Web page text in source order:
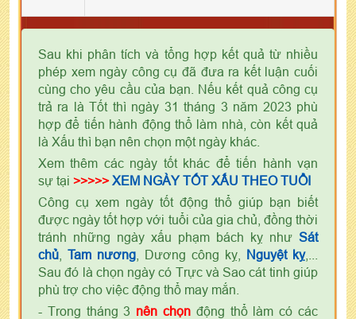
Sau khi phân tích và tổng hợp kết quả từ nhiều
phép xem ngày công cụ đã đưa ra kết luận cuối
cùng cho yêu cầu của bạn. Nếu kết quả công cụ
trả ra là Tốt thì ngày 31 tháng 3 năm 2023 phù
hợp để tiến hành động thổ làm nhà, còn kết quả
là Xấu thì bạn nên chọn một ngày khác.
Xem thêm các ngày tốt khác để tiến hành vạn
sự tại >>>>> XEM NGÀY TỐT XẤU THEO TUỔI
Công cụ xem ngày tốt động thổ giúp bạn biết
được ngày tốt hợp với tuổi của gia chủ, đồng thời
tránh những ngày xấu phạm bách kỵ như Sát
chủ
Tam nương , Dương công kỵ, Nguyệt kỵ,...
Sau đó là chọn ngày có Trực và Sao cát tinh giúp
phù trợ cho việc động thổ may mắn.
- Trong tháng 3 nên chọn động thổ làm có các